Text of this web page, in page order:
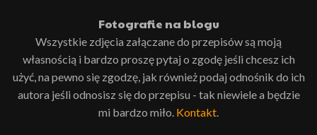
Fotografie na blogu
Wszystkie zdjęcia załączane do przepisów są moją
własnością i bardzo proszę pytaj o zgodę jeśli chcesz ich
użyć, na pewno się zgodzę, jak również podaj odnośnik do ich
autora jeśli odnosisz się do przepisu - tak niewiele a będzie
mi bardzo miło. Kontakt